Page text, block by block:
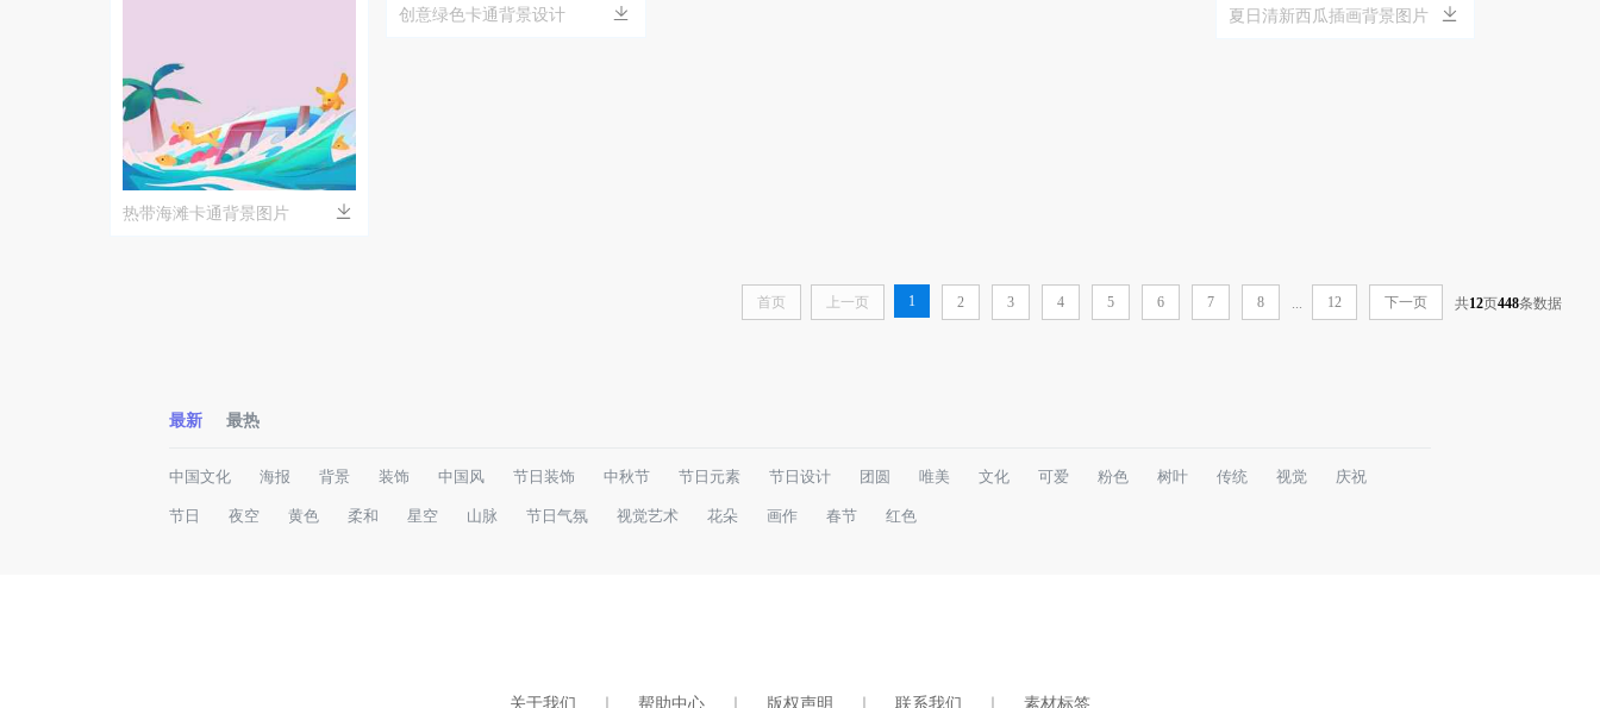
热带海滩卡通背景图片
创意绿色卡通背景设计 夏日清新西瓜插画背景图片
首页 上一页 1 2 3 4 5 6 7 8 12 下一页 共12页448条数据
最新 最热
中国文化 海报 背景 装饰 中国风 节日装饰 中秋节 节日元素 节日设计 团圆 唯美 文化 可爱 粉色 树叶 传统 视觉 庆祝
节日 夜空 黄色 柔和 星空 山脉 节日气氛 视觉艺术 花朵 画作 春节 红色
关于我们 ｜ 帮助中心 ｜ 版权声明 ｜ 联系我们 ｜ 素材标签